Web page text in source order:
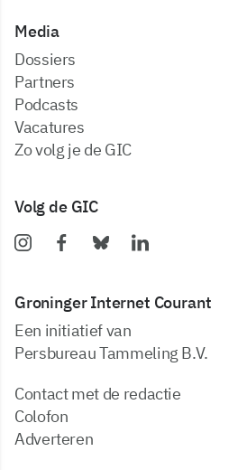
Media
dossiers
partners
podcasts
vacatures
zo volg je de GIC
Volg de GIC
Groninger Internet Courant
Een initiatief van
Persbureau Tammeling B.V.
Contact met de redactie
Colofon
Adverteren